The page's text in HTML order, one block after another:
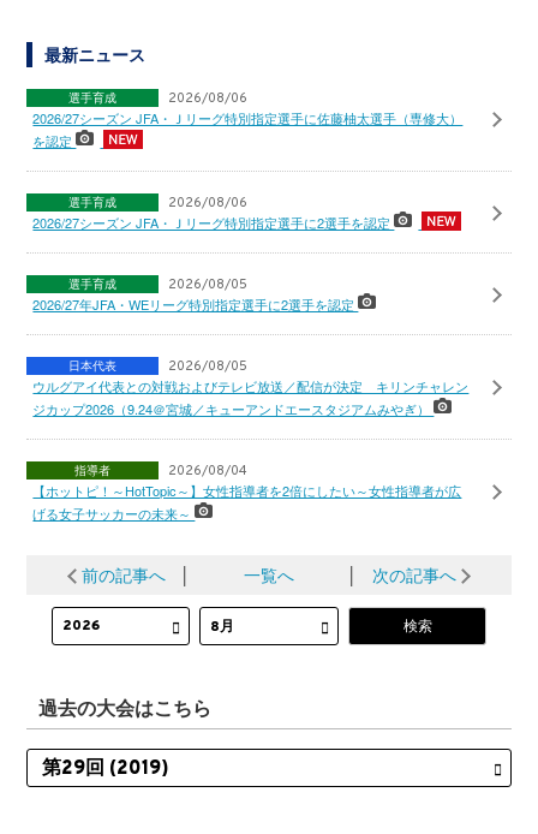
最新ニュース
選手育成 2026/08/06
2026/27シーズン JFA・Ｊリーグ特別指定選手に佐藤柚太選手（専修大）
を認定
選手育成 2026/08/06
2026/27シーズン JFA・Ｊリーグ特別指定選手に2選手を認定
選手育成 2026/08/05
2026/27年JFA・WEリーグ特別指定選手に2選手を認定
日本代表 2026/08/05
ウルグアイ代表との対戦およびテレビ放送／配信が決定 キリンチャレン
ジカップ2026（9.24＠宮城／キューアンドエースタジアムみやぎ）
指導者 2026/08/04
【ホットピ！～HotTopic～】女性指導者を2倍にしたい～女性指導者が広
げる女子サッカーの未来～
前の記事へ 一覧へ 次の記事へ
過去の大会はこちら